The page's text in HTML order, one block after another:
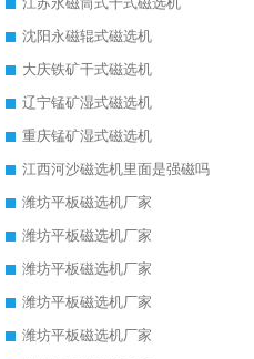
沈阳永磁辊式磁选机
大庆铁矿干式磁选机
辽宁锰矿湿式磁选机
重庆锰矿湿式磁选机
江西河沙磁选机里面是强磁吗
潍坊平板磁选机厂家
潍坊平板磁选机厂家
潍坊平板磁选机厂家
潍坊平板磁选机厂家
潍坊平板磁选机厂家